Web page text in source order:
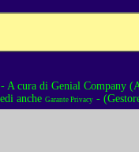
A cura di Genial Company
anche Garante Privacy -